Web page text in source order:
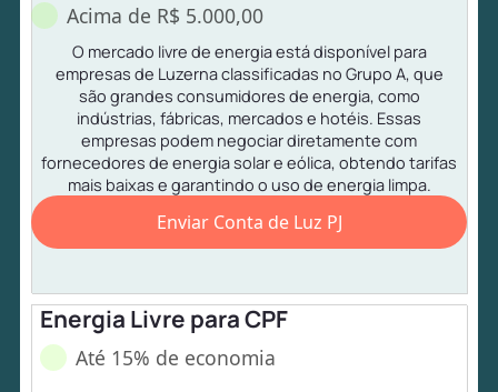
Acima de R$ 5.000,00
O mercado livre de energia está disponível para
empresas de Luzerna classificadas no Grupo A, que
são grandes consumidores de energia, como
indústrias, fábricas, mercados e hotéis. Essas
empresas podem negociar diretamente com
fornecedores de energia solar e eólica, obtendo tarifas
mais baixas e garantindo o uso de energia limpa.
Enviar Conta de Luz PJ
Energia Livre para CPF
Até 15% de economia